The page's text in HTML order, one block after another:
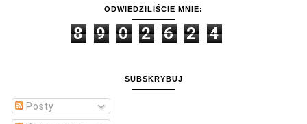
ODWIEDZILIŚCIE MNIE:
8 9 0 2 6 2 4
SUBSKRYBUJ
Posty